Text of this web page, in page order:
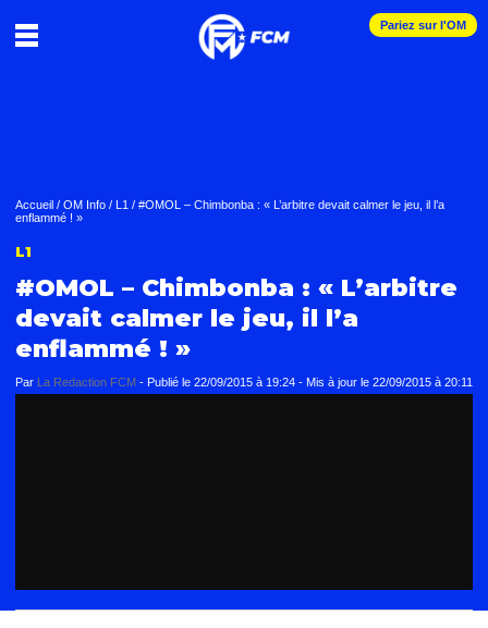
Pariez sur l'OM
Accueil / OM Info / L1 / #OMOL – Chimbonba : « L’arbitre devait calmer le jeu, il l’a
enflammé ! »
L1
#OMOL – Chimbonba : « L’arbitre
devait calmer le jeu, il l’a
enflammé ! »
Par La Redaction FCM - Publié le 22/09/2015 à 19:24 - Mis à jour le 22/09/2015 à 20:11